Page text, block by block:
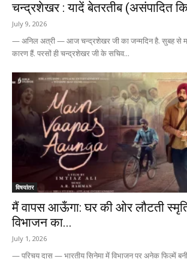
चन्द्रशेखर : यादें बेतरतीब (असंपादित
July 9, 2026
— अनिल अत्री — आज चन्द्रशेखर जी का जन्मदिन है. सुबह से
कारण हैं. परसों ही चन्द्रशेखर जी के सचिव...
विषयांतर
मैं वापस आऊँगा: घर की ओर लौटती
विभाजन का...
July 1, 2026
— परिचय दास — भारतीय सिनेमा में विभाजन पर अनेक फिल्में